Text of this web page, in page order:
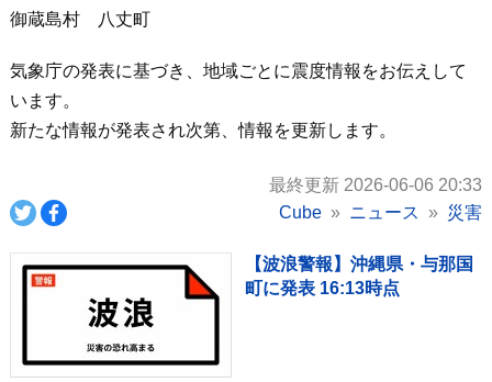
御蔵島村 八丈町
気象庁の発表に基づき、地域ごとに震度情報をお伝えして
います。
新たな情報が発表され次第、情報を更新します。
最終更新 2026-06-06 20:33
Cube
ニュース 災害
【波浪警報】沖縄県・与那国
町に発表 16:13時点